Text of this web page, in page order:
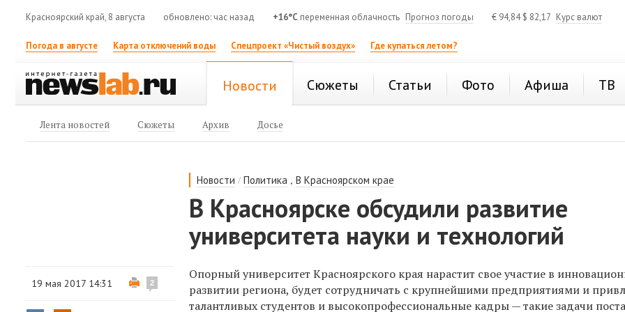
Красноярский край, 8 августа обновлено: час назад +16°C переменная облачность Прогноз погоды € 94,84$ 82,17 Курс валют
Погода в августе Карта отключений воды Спецпроект «Чистый воздух» Где купаться летом?
Новости Сюжеты Статьи Фото Афиша ТВ
Лента новостей Сюжеты Архив Досье
Новости /Политика ,В Красноярском крае
В Красноярске обсудили развитие
университета науки и технологий
19 мая 2017 14:31 2
Опорный университет Красноярского края нарастит свое участие в
развитии региона, будет сотрудничать с крупнейшими предприятиями и
талантливых студентов и высокопрофессиональные кадры — такие задачи